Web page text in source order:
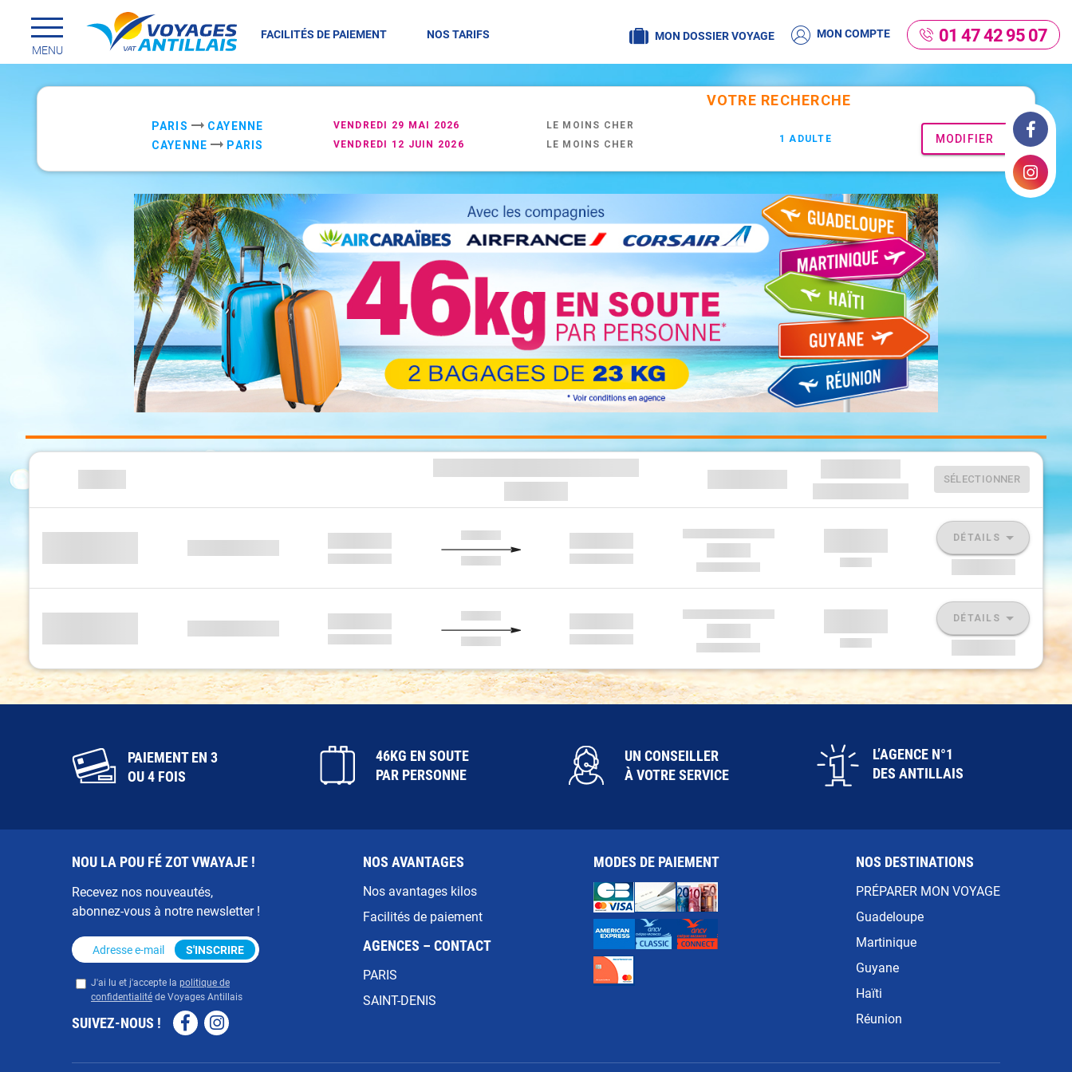
Passer
au
Menu principal
MENU
FACILITÉS DE PAIEMENT NOS TARIFS MON DOSSIER VOYAGE MON COMPTE 01 47 42 95 07
Facebook
PAIEMENT EN 3
OU 4 FOIS
46KG EN SOUTE
PAR PERSONNE
UN CONSEILLER
À VOTRE SERVICE
L’AGENCE N°1
DES ANTILLAIS
NOU LA POU FÉ ZOT VWAYAJE !
Recevez nos nouveautés,
abonnez-vous à notre newsletter !
Adresse e-mail *
Privacy *
J'ai lu et j'accepte la politique de
confidentialitéde Voyages Antillais
S'INSCRIRE
SUIVEZ-NOUS !
NOS AVANTAGES
Nos avantages kilos
Facilités de paiement
AGENCES – CONTACT
PARIS
SAINT-DENIS
MODES DE PAIEMENT NOS DESTINATIONS
PRÉPARER MON VOYAGE
Guadeloupe
Martinique
Guyane
Haïti
Réunion